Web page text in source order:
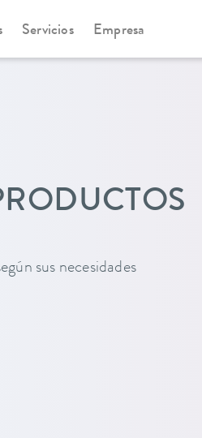
Servicios Empresa
sus necesidades